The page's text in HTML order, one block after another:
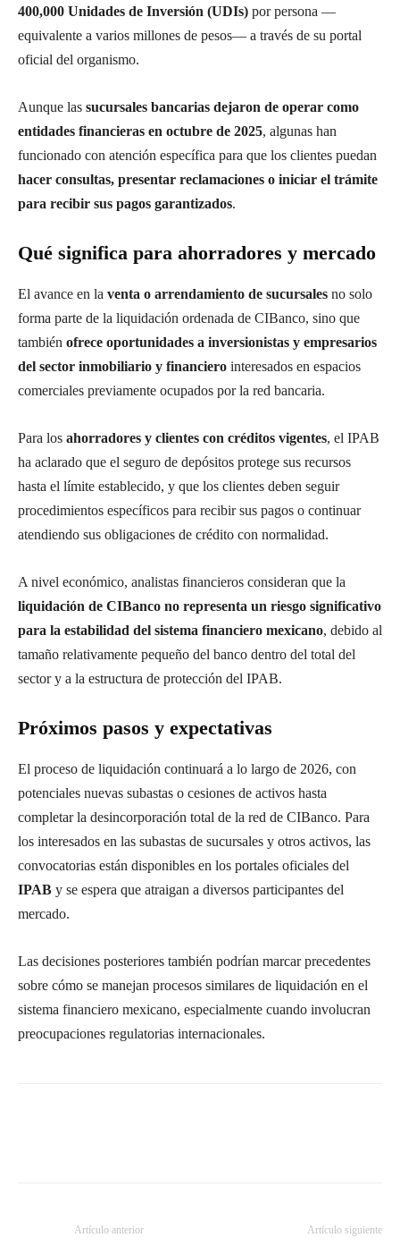
400,000 Unidades de Inversión (UDIs) por persona —
equivalente a varios millones de pesos— a través de su portal
oficial del organismo.
Aunque las sucursales bancarias dejaron de operar como
entidades financieras en octubre de 2025, algunas han
funcionado con atención específica para que los clientes puedan
hacer consultas, presentar reclamaciones o iniciar el trámite
para recibir sus pagos garantizados.
Qué significa para ahorradores y mercado
El avance en la venta o arrendamiento de sucursales no solo
forma parte de la liquidación ordenada de CIBanco, sino que
también ofrece oportunidades a inversionistas y empresarios
del sector inmobiliario y financiero interesados en espacios
comerciales previamente ocupados por la red bancaria.
Para los ahorradores y clientes con créditos vigentes, el IPAB
ha aclarado que el seguro de depósitos protege sus recursos
hasta el límite establecido, y que los clientes deben seguir
procedimientos específicos para recibir sus pagos o continuar
atendiendo sus obligaciones de crédito con normalidad.
A nivel económico, analistas financieros consideran que la
liquidación de CIBanco no representa un riesgo significativo
para la estabilidad del sistema financiero mexicano, debido al
tamaño relativamente pequeño del banco dentro del total del
sector y a la estructura de protección del IPAB.
Próximos pasos y expectativas
El proceso de liquidación continuará a lo largo de 2026, con
potenciales nuevas subastas o cesiones de activos hasta
completar la desincorporación total de la red de CIBanco. Para
los interesados en las subastas de sucursales y otros activos, las
convocatorias están disponibles en los portales oficiales del
IPAB y se espera que atraigan a diversos participantes del
mercado.
Las decisiones posteriores también podrían marcar precedentes
sobre cómo se manejan procesos similares de liquidación en el
sistema financiero mexicano, especialmente cuando involucran
preocupaciones regulatorias internacionales.
Artículo anterior Artículo siguiente